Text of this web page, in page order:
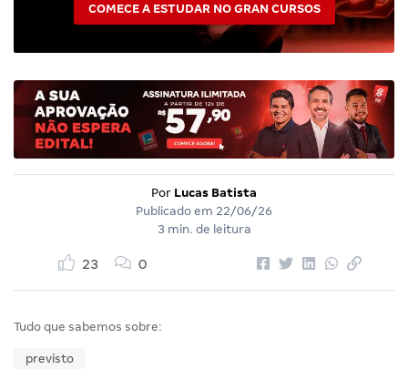
COMECE A ESTUDAR NO GRAN CURSOS
Por Lucas Batista
Publicado em 22/06/26
3 min. de leitura
23 0
Tudo que sabemos sobre:
previsto